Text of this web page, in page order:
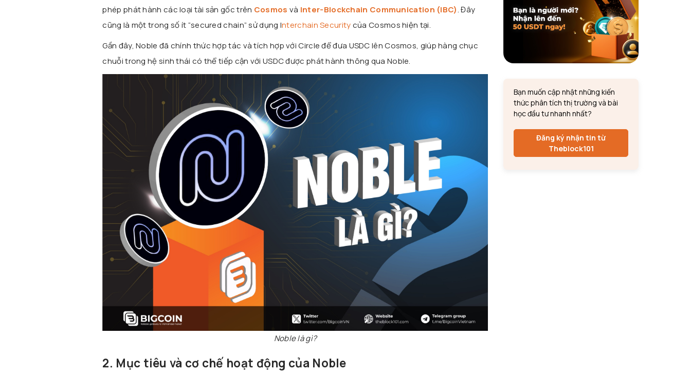
phép phát hành các loại tài sản gốc trên Cosmos và Inter-Blockchain Communication (IBC). Đây
cũng là một trong số ít “secured chain” sử dụng Interchain Securitycủa Cosmos hiện tại.
Gần đây, Noble đã chính thức hợp tác và tích hợp với Circle để đưa USDC lên Cosmos, giúp hàng chục
chuỗi trong hệ sinh thái có thể tiếp cận với USDC được phát hành thông qua Noble.
Noble là gì?
2. Mục tiêu và cơ chế hoạt động của Noble
Bạn muốn cập nhật những kiến
thức phân tích thị trường và bài
học đầu tư nhanh nhất?
Đăng ký nhận tin từ
Theblock101